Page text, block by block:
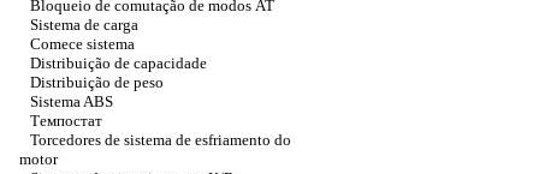
Bloqueio de comutação de modos АТ
Sistema de carga
Comece sistema
Distribuição de capacidade
Distribuição de peso
Sistema ABS
Темпостат
Torcedores de sistema de esfriamento do
motor